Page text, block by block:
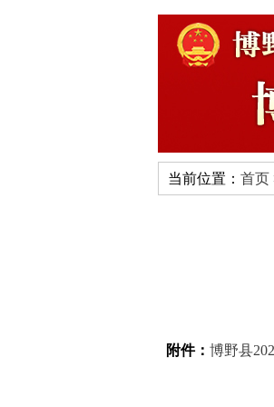
当前位置： 首页
附件： 博野县